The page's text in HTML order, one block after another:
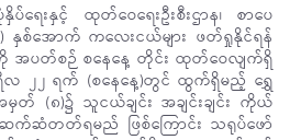
ပုံနှိပ်ရေးနှင့် ထုတ်ဝေရေးဦးစီးဌာန၊ စာပေ
စ်အောက် ကလေးငယ်များ ဖတ်ရှုနိုင်ရန်
အပတ်စဉ် စနေနေ့ တိုင်း ထုတ်ဝေလျက်ရှိ
ါရီလ ၂၂ ရက် (စနေနေ့)တွင် ထွက်ရှိမည့် ရွှေ
တ် (၈)၌ သူငယ်ချင်း အချင်းချင်း ကိုယ်
းဆက်ဆံတတ်ရမည် ဖြစ်ကြောင်း သရုပ်ဖော်